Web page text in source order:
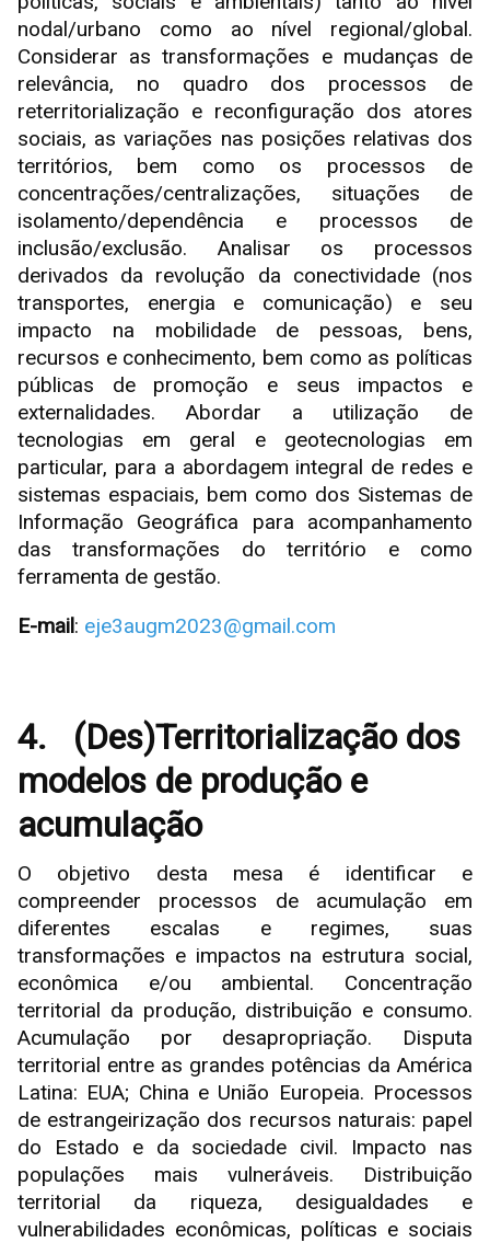
nodal/urbano como ao nível regional/global.
Considerar as transformações e mudanças de
relevância, no quadro dos processos de
reterritorialização e reconfiguração dos atores
sociais, as variações nas posições relativas dos
territórios, bem como os processos de
concentrações/centralizações, situações de
isolamento/dependência e processos de
inclusão/exclusão. Analisar os processos
derivados da revolução da conectividade (nos
transportes, energia e comunicação) e seu
impacto na mobilidade de pessoas, bens,
recursos e conhecimento, bem como as políticas
públicas de promoção e seus impactos e
externalidades. Abordar a utilização de
tecnologias em geral e geotecnologias em
particular, para a abordagem integral de redes e
sistemas espaciais, bem como dos Sistemas de
Informação Geográfica para acompanhamento
das transformações do território e como
ferramenta de gestão.
E-mail: eje3augm2023@gmail.com
4. (Des)Territorialização dos
modelos de produção e
acumulação
O objetivo desta mesa é identificar e
compreender processos de acumulação em
diferentes escalas e regimes, suas
transformações e impactos na estrutura social,
econômica e/ou ambiental. Concentração
territorial da produção, distribuição e consumo.
Acumulação por desapropriação. Disputa
territorial entre as grandes potências da América
Latina: EUA; China e União Europeia. Processos
de estrangeirização dos recursos naturais: papel
do Estado e da sociedade civil. Impacto nas
populações mais vulneráveis. Distribuição
territorial da riqueza, desigualdades e
vulnerabilidades econômicas, políticas e sociais